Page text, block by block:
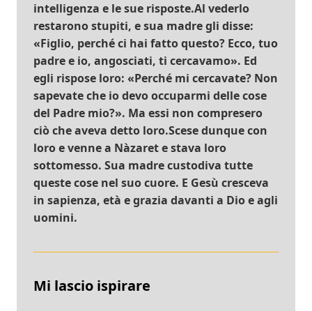
intelligenza e le sue risposte.Al vederlo
restarono stupiti, e sua madre gli disse:
«Figlio, perché ci hai fatto questo? Ecco, tuo
padre e io, angosciati, ti cercavamo». Ed
egli rispose loro: «Perché mi cercavate? Non
sapevate che io devo occuparmi delle cose
del Padre mio?». Ma essi non compresero
ciò che aveva detto loro.Scese dunque con
loro e venne a Nàzaret e stava loro
sottomesso. Sua madre custodiva tutte
queste cose nel suo cuore. E Gesù cresceva
in sapienza, età e grazia davanti a Dio e agli
uomini.
Mi lascio ispirare